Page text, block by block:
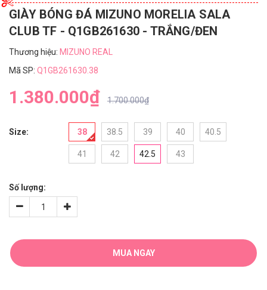
GIÀY BÓNG ĐÁ MIZUNO MORELIA SALA
CLUB TF - Q1GB261630 - TRẮNG/ĐEN
Thương hiệu: MIZUNO REAL
Mã SP: Q1GB261630.38
1.380.000₫ 1.700.000₫
Size: 38 38.5 39 40 40.5
41 42 42.5 43
Số lượng:
MUA NGAY